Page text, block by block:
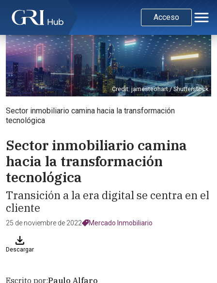
Acceso
Credit: jamesteohart / Shutterstock
Sector inmobiliario camina hacia la transformación
tecnológica
Sector inmobiliario camina
hacia la transformación
tecnológica
Transición a la era digital se centra en el
cliente
25 de noviembre de 2022 Mercado Inmobiliario
Descargar
Escrito por:Paulo Alfaro